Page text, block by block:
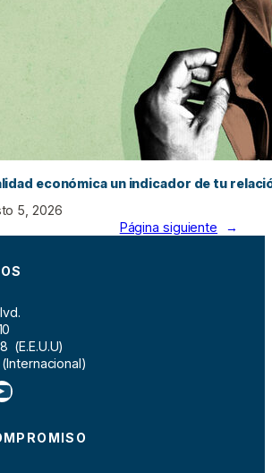
económica un indicador de tu
5, 2026
Página siguiente →
(E.E.U.U)